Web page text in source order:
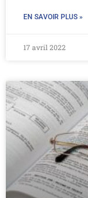
EN SAVOIR PLUS »
17 avril 2022